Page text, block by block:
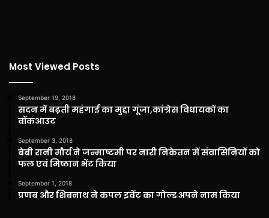
Most Viewed Posts
September 19, 2018
सदन में बढ़ती महंगाई का मुद्दा गूंजा,कांग्रेस विधायकों का
वॉकआउट
September 3, 2018
बेबी रानी मौर्य ने जन्माष्टमी पर नारी निकेतन में संवासिनियों को
फल एवं मिष्ठान भेंट किया
September 1, 2018
प्रणब और शिबनाथ ने कपल इवेंट का गोल्ड अपने नाम किया